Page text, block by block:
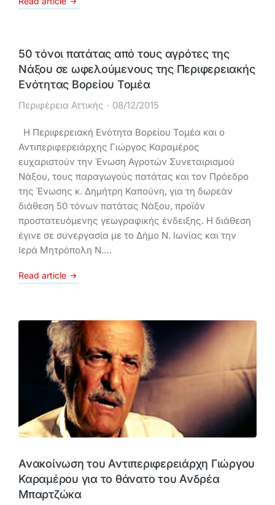
50 τόνοι πατάτας από τους αγρότες της
Νάξου σε ωφελούμενους της Περιφερειακής
Ενότητας Βορείου Τομέα
Περιφέρεια Αττικής 08/12/2015
Η Περιφερειακή Ενότητα Βορείου Τομέα και ο
Αντιπεριφερειάρχης Γιώργος Καραμέρος
ευχαριστούν την Ένωση Αγροτών Συνεταιρισμού
Νάξου, τους παραγωγούς πατάτας και τον Πρόεδρο
της Ένωσης κ. Δημήτρη Καπούνη, για τη δωρεάν
διάθεση 50 τόνων πατάτας Νάξου, προϊόν
προστατευόμενης γεωγραφικής ένδειξης. Η διάθεση
έγινε σε συνεργασία με το Δήμο Ν. Ιωνίας και την
Ιερά Μητρόπολη Ν.…
Read article
Ανακοίνωση του Αντιπεριφερειάρχη Γιώργου
Καραμέρου για το θάνατο του Ανδρέα
Μπαρτζώκα